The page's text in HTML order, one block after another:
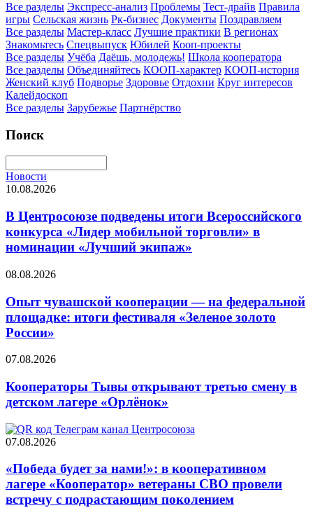
Все разделы Экспресс-анализ Проблемы Тест-драйв Правила
игры Сельская жизнь Рк-бизнес Документы Поздравляем
Все разделы Мастер-класс Лучшие практики В регионах
Знакомьтесь Спецвыпуск Юбилей Кооп-проекты
Все разделы Учёба Даёшь, молодежь! Школа кооператора
Все разделы Объединяйтесь КООП-характер КООП-история
Женский клуб Подворье Здоровье Отдохни Круг интересов
Калейдоскоп
Все разделы Зарубежье Партнёрство
Поиск
Новости
10.08.2026
В Центросоюзе подведены итоги Всероссийского
конкурса «Лидер мобильной торговли» в
номинации «Лучший экипаж»
08.08.2026
Опыт чувашской кооперации — на федеральной
площадке: итоги фестиваля «Зеленое золото
России»
07.08.2026
Кооператоры Тывы открывают третью смену в
детском лагере «Орлёнок»
07.08.2026
«Победа будет за нами!»: в кооперативном
лагере «Кооператор» ветераны СВО провели
встречу с подрастающим поколением